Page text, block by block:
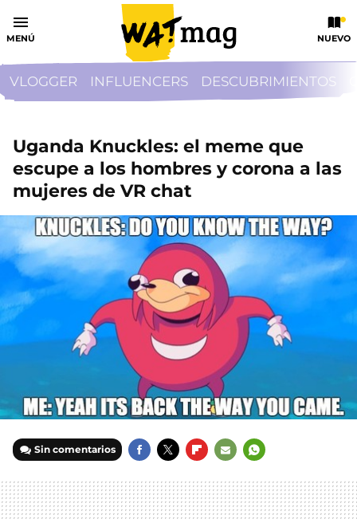
MENÚ NUEVO
VLOGGER INFLUENCERS DESCUBRIMIENTOS
Uganda Knuckles: el meme que
escupe a los hombres y corona a las
mujeres de VR chat
Sin comentarios
MAIL